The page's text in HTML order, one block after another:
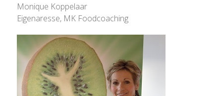
Monique Koppelaar
Eigenaresse, MK Foodcoaching